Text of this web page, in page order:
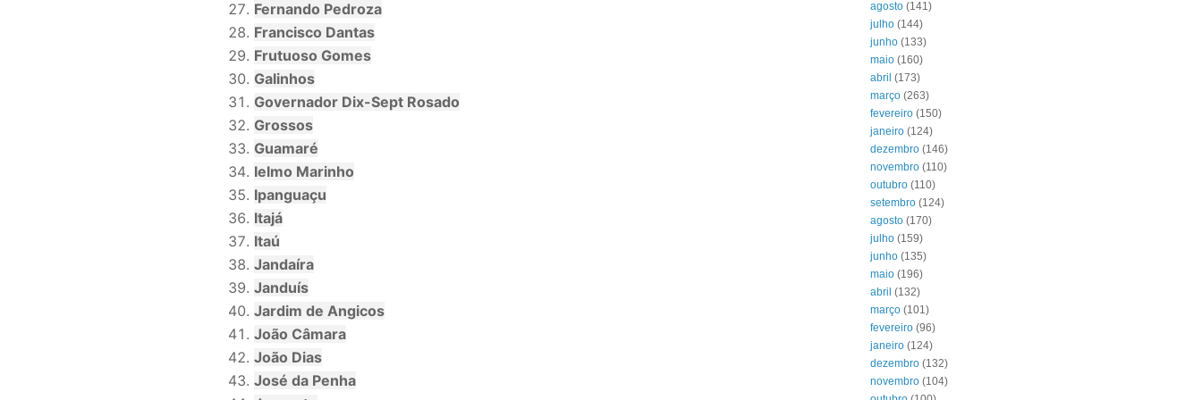
Fernando Pedroza
Francisco Dantas
Frutuoso Gomes
Galinhos
Governador Dix-Sept Rosado
Grossos
Guamaré
Ielmo Marinho
Ipanguaçu
Itajá
Itaú
Jandaíra
Janduís
Jardim de Angicos
João Câmara
João Dias
José da Penha
agosto (141)
julho (144)
junho (133)
maio (160)
abril (173)
março (263)
fevereiro (150)
janeiro (124)
dezembro (146)
novembro (110)
outubro (110)
setembro (124)
agosto (170)
julho (159)
junho (135)
maio (196)
abril (132)
março (101)
fevereiro (96)
janeiro (124)
dezembro (132)
novembro (104)